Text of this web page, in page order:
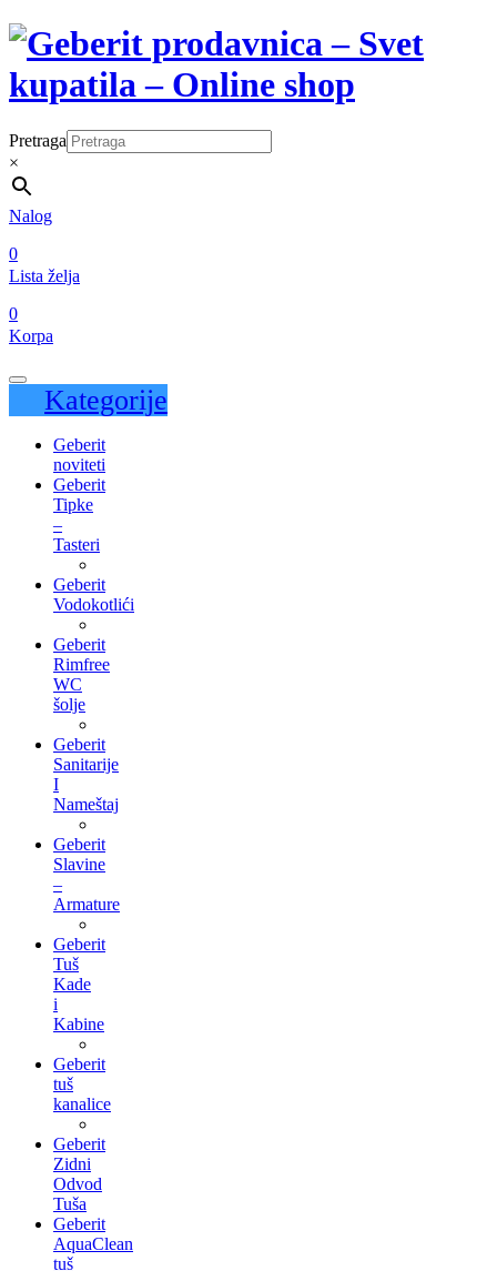
Pretraga
×
Nalog
0
Lista želja
0
Korpa
Kategorije
Geberit
noviteti
Geberit
Tipke
–
Tasteri
Geberit
Vodokotlići
Geberit
Rimfree
WC
šolje
Geberit
Sanitarije
I
Nameštaj
Geberit
Slavine
–
Armature
Geberit
Tuš
Kade
i
Kabine
Geberit
tuš
kanalice
Geberit
Zidni
Odvod
Tuša
Geberit
AquaClean
tuš